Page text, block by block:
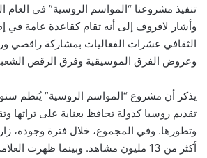
تنفيذ مشروعنا “المواسم الروسية” في العام
وأشار لافروف إلى أنه تقام كقاعدة عامة في
الثقافي عشرات الفعاليات بمشاركة راقصي
وعروض الفرق الموسيقية وفرق الرقص
يذكر أن مشروع “المواسم الروسية” يُنظم
تقديم روسيا كدولة تحافظ بعناية على تراثها
وتطورها. وفي المجموع، خلال فترة وجوده،
أكثر من 13 مليون مشاهد. وبينما ظهرت